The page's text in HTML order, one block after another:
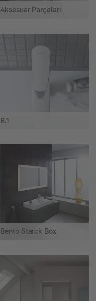
Aksesuar Parçaları
B.1
Bento Starck Box